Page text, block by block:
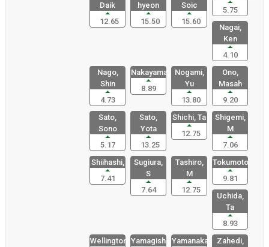
Daik
12.65
hyeon
15.50
Soic
15.60
5.75
Nagai,
Ken
4.10
Nago,
Shin
4.73
Nakayama,
8.89
Nogami,
Yu
13.80
Ono,
Masah
9.20
Sato,
Sono
5.17
Sato,
Yota
13.25
Shichi, Ta
12.75
Shigemi,
M
7.06
Shiihashi,
7.41
Sugiura,
S
7.64
Tashiro,
M
12.75
Tokumoto,
9.81
Uchida,
Ta
8.93
Wellington
Yamagishi,
Yamanaka,
Zahedi,